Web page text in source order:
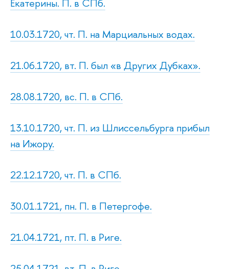
Екатерины. П. в СПб.
10.03.1720, чт. П. на Марциальных водах.
21.06.1720, вт. П. был «в Других Дубках».
28.08.1720, вс. П. в СПб.
13.10.1720, чт. П. из Шлиссельбурга прибыл
на Ижору.
22.12.1720, чт. П. в СПб.
30.01.1721, пн. П. в Петергофе.
21.04.1721, пт. П. в Риге.